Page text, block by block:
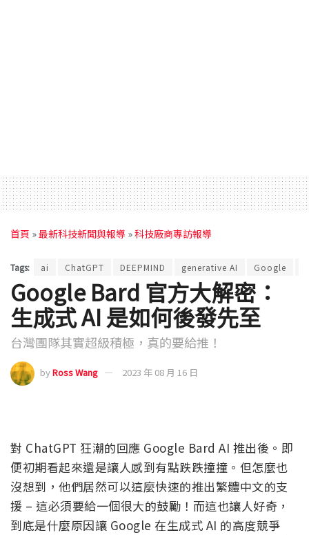
首頁 »最新科技新聞與報導 »科技廠商專訪報導
Tags: ai ChatGPT DEEPMIND generative AI Google
Google Bard 官方大解密：
生成式 AI 是如何後發先至
台灣團隊其實超級積極，真的要給推！
byRoss Wang 2023 年 08 月 16 日
對 ChatGPT 狂潮的回應 Google Bard AI 推出後。即
便初期看起來還是讓人感到有點跌跌撞撞。但怎麼也
沒想到，他們居然可以這麼快速的推出繁體中文的支
援 – 這必須要給一個很大的鼓勵！而這也讓人好奇，
到底是什麼原因讓 Google 在生成式 AI 的高度競爭